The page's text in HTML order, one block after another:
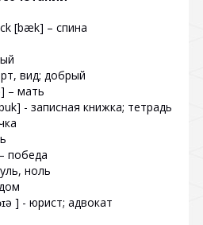
[bæk] – спина
вид; добрый
– мать
- записная книжка; тетрадь
победа
ноль
] - юрист; адвокат